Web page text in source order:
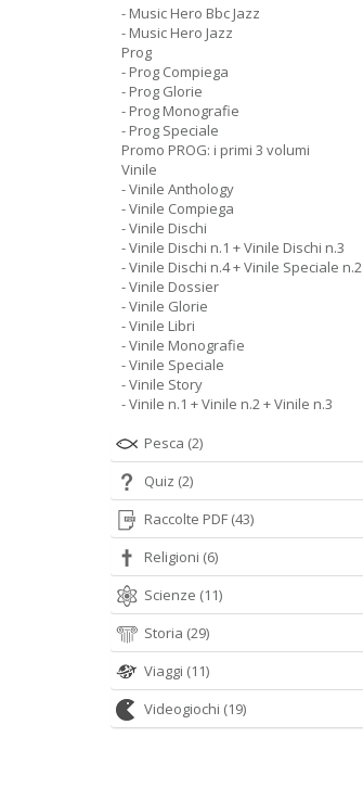
- Music Hero Bbc Jazz
- Music Hero Jazz
Prog
- Prog Compiega
- Prog Glorie
- Prog Monografie
- Prog Speciale
Promo PROG: i primi 3 volumi
Vinile
- Vinile Anthology
- Vinile Compiega
- Vinile Dischi
- Vinile Dischi n.1 + Vinile Dischi n.3
- Vinile Dischi n.4 + Vinile Speciale n.2
- Vinile Dossier
- Vinile Glorie
- Vinile Libri
- Vinile Monografie
- Vinile Speciale
- Vinile Story
- Vinile n.1 + Vinile n.2 + Vinile n.3
Pesca (2)
Quiz (2)
Raccolte PDF (43)
Religioni (6)
Scienze (11)
Storia (29)
Viaggi (11)
Videogiochi (19)